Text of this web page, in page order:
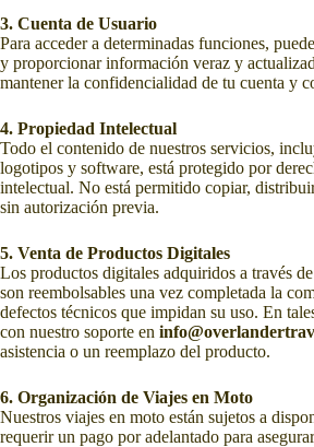
3. Cuenta de Usuario
Para acceder a determinadas funciones,
y proporcionar información veraz y
mantener la confidencialidad de tu cuenta y
4. Propiedad Intelectual
Todo el contenido de nuestros servicios,
logotipos y software, está protegido por
intelectual. No está permitido copiar,
sin autorización previa.
5. Venta de Productos Digitales
Los productos digitales adquiridos a través
son reembolsables una vez completada la
defectos técnicos que impidan su uso. En
con nuestro soporte en
asistencia o un reemplazo del producto.
6. Organización de Viajes en Moto
Nuestros viajes en moto están sujetos a
requerir un pago por adelantado para